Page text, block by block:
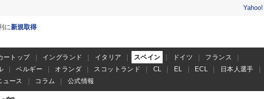
に新規取得
ートップ イングランド イタリア スペイン ドイツ
フランス
ベルギー オランダ スコットランド CL EL ECL
日本人選手
ュース コラム 公式情報